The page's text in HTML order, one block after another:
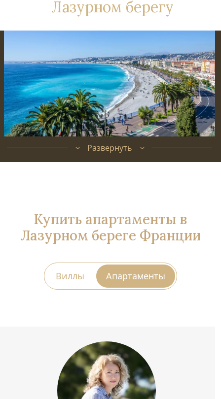
Лазурном берегу
Развернуть
Купить апартаменты в
Лазурном береге Франции
Виллы Апартаменты